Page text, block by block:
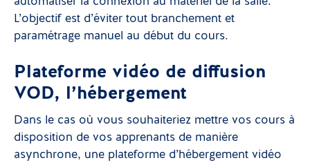
L’objectif est d’éviter tout branchement et
paramétrage manuel au début du cours.
Plateforme vidéo de diffusion
VOD, l’hébergement
Dans le cas où vous souhaiteriez mettre vos cours à
disposition de vos apprenants de manière
asynchrone, une plateforme d’hébergement vidéo